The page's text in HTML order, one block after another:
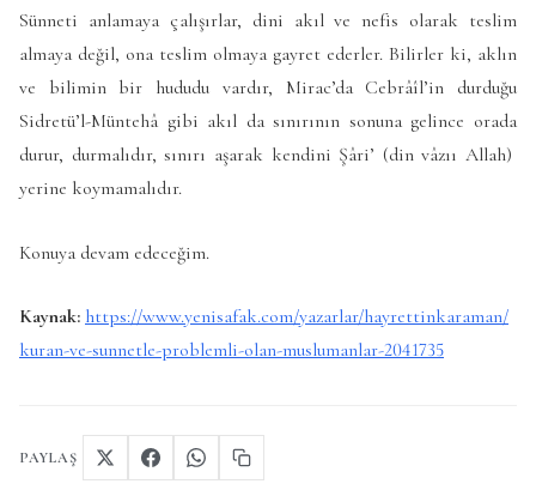
Sünneti anlamaya çalışırlar, dini akıl ve nefis olarak teslim
almaya değil, ona teslim olmaya gayret ederler. Bilirler ki, aklın
ve bilimin bir hududu vardır, Mirac’da Cebrâîl’in durduğu
Sidretü’l-Müntehâ gibi akıl da sınırının sonuna gelince orada
durur, durmalıdır, sınırı aşarak kendini Şâri’ (din vâzıı Allah)
yerine koymamalıdır.
Konuya devam edeceğim.
Kaynak: https://www.yenisafak.com/yazarlar/hayrettinkaraman/
kuran-ve-sunnetle-problemli-olan-muslumanlar-2041735
PAYLAŞ